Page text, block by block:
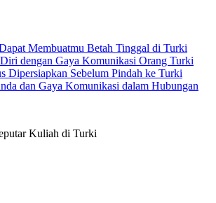
Membuatmu Betah Tinggal di Turki
dengan Gaya Komunikasi Orang Turki
Dipersiapkan Sebelum Pindah ke Turki
dan Gaya Komunikasi dalam Hubungan
Kuliah di Turki